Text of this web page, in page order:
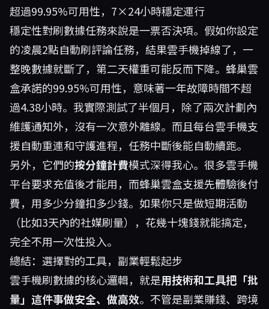
超過99.95%可用性，7×24小時穩定運行
穩定性對刷數據任務來說是一票否決項。假如你設定
的凌晨2點自動刷評論任務，結果雲手機掉線了，一
整晚數據就斷了，第二天權重可能反而下降。蜂巢雲
盒承諾的99.95%可用性，意味著一年故障時間不超
過4.38小時。我實際測試了半個月，除了兩次計劃內
維護通知外，沒有一次意外離線。而且每台雲手機支
援自動重連和守護進程，任務中斷後能自動續跑。
另外，它們的按分鐘計費模式深得我心。很多雲手機
平台要求充值後才能用，而蜂巢雲盒支援先體驗後付
費，用多少分鐘扣多少錢。如果你只是做短期活動
（比如3天內的社媒刷量），花幾十塊錢就能搞定，
完全不用一次性投入。
總結：選擇對的工具，副業輕鬆起步
雲手機刷數據的核心邏輯，就是用技術和工具把「批
量」這件事做安全、做高效。不管是副業賺錢、跨境